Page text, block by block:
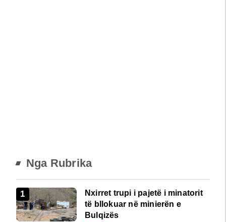
Nga Rubrika
Nxirret trupi i pajetë i minatorit
të bllokuar në minierën e
Bulqizës